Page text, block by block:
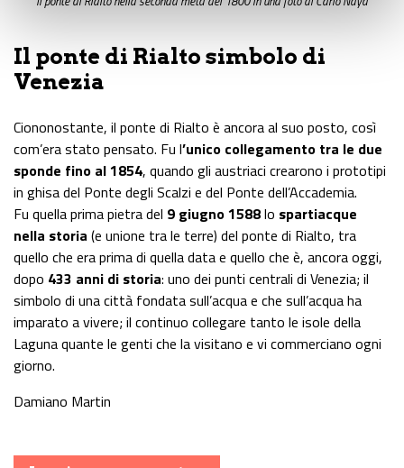
Il ponte di Rialto simbolo di
Venezia
Ciononostante, il ponte di Rialto è ancora al suo posto, così
com’era stato pensato. Fu l’unico collegamento tra le due
sponde fino al 1854, quando gli austriaci crearono i prototipi
in ghisa del Ponte degli Scalzi e del Ponte dell’Accademia.
Fu quella prima pietra del 9 giugno 1588lo spartiacque
nella storia (e unione tra le terre) del ponte di Rialto, tra
quello che era prima di quella data e quello che è, ancora oggi,
dopo 433 anni di storia: uno dei punti centrali di Venezia; il
simbolo di una città fondata sull’acqua e che sull’acqua ha
imparato a vivere; il continuo collegare tanto le isole della
Laguna quante le genti che la visitano e vi commerciano ogni
giorno.
Damiano Martin